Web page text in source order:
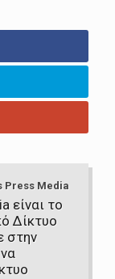
Press Media
είναι το
Δίκτυο
στην